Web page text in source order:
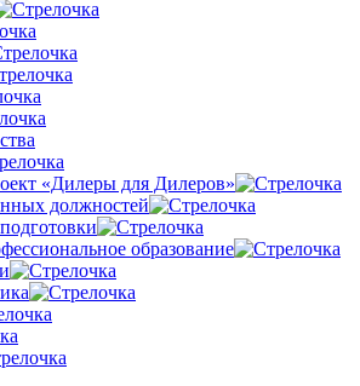
«Дилеры для Дилеров»
должностей
образование